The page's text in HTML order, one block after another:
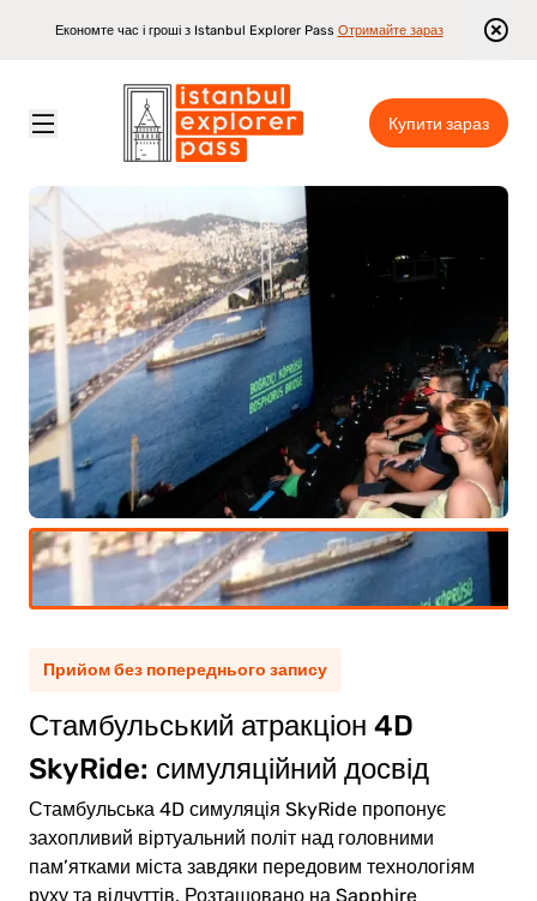
Економте час і гроші з Istanbul Explorer Pass Отримайте зараз
Купити зараз
Istanbul Explorer Pass \ Достопримітності Стамбульський атракціон 4D Skyride: симуляційний досвід
Прийом без попереднього запису
Стамбульський атракціон 4D
SkyRide: симуляційний досвід
Стамбульська 4D симуляція SkyRide пропонує
захопливий віртуальний політ над головними
пам’ятками міста завдяки передовим технологіям
руху та відчуттів. Розташовано на Sapphire
(12+)
0.00€
0.00€